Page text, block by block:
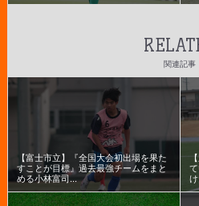
関連記事
【富士市立】『全国大会初出場を果た
すことが目標』過去最強チームをまと
める小林富司...